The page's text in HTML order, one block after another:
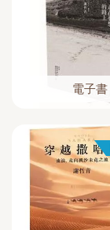
電子書